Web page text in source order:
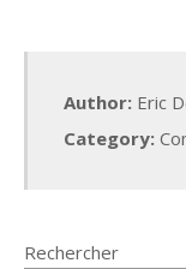
Author: Eric
Category:
Rechercher